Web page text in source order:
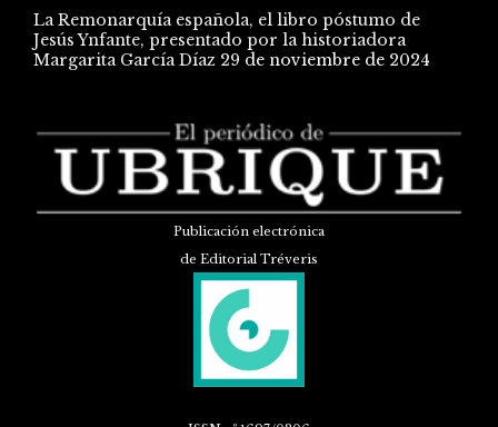
La Remonarquía española, el libro póstumo de
Jesús Ynfante, presentado por la historiadora
Margarita García Díaz 29 de noviembre de 2024
Publicación electrónica
de Editorial Tréveris